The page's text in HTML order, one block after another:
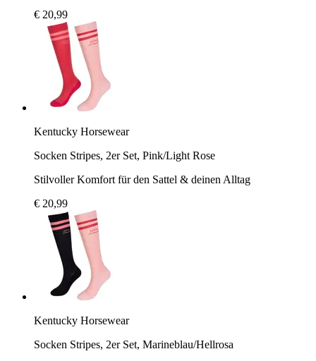
€ 20,99
Kentucky Horsewear
Socken Stripes, 2er Set, Pink/Light Rose
Stilvoller Komfort für den Sattel & deinen Alltag
€ 20,99
Kentucky Horsewear
Socken Stripes, 2er Set, Marineblau/Hellrosa